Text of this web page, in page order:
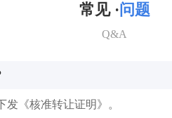
常见 ·问题
Q&A
《核准转让证明》。